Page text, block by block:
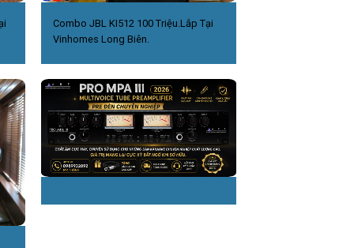
Combo JBL KI512 100 Triệu.Lắp Tại
Vinhomes Long Biên.